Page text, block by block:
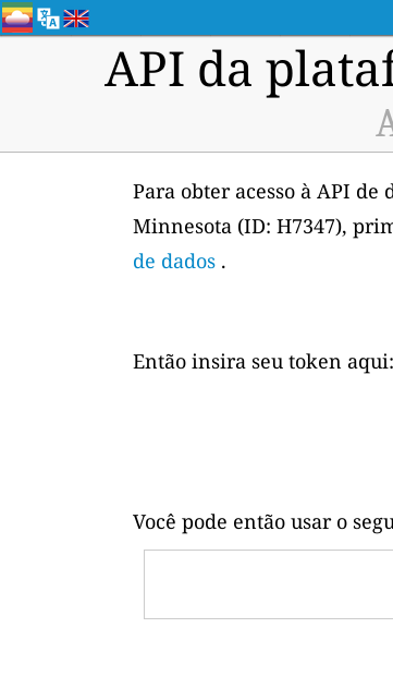
API da
Para obter acesso à API
Minnesota (ID: H7347),
de dados .
Então insira seu token aqui:
Você pode então usar o